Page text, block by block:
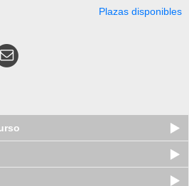
Plazas disponibles